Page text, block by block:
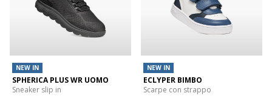
NEW IN
SPHERICA PLUS WR UOMO
Sneaker slip in
NEW IN
ECLYPER BIMBO
Scarpe con strappo